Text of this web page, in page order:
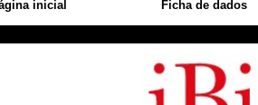
inicial Ficha de dados